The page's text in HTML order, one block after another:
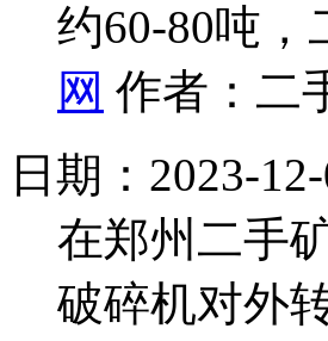
约60-80吨
网 作者：二
日期：2023-
在郑州二手
破碎机对外